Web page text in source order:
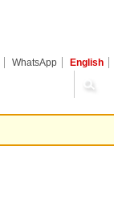
WhatsApp English